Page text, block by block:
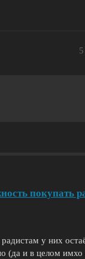
5
покупать
у них
(да и в целом